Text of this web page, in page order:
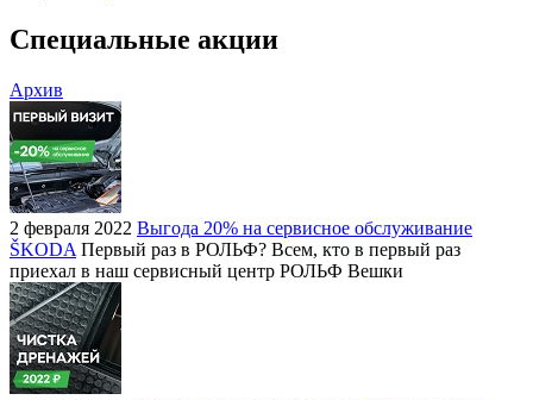
Специальные акции
Архив
2 февраля 2022 Выгода 20% на сервисное обслуживание
ŠKODA Первый раз в РОЛЬФ? Всем, кто в первый раз
приехал в наш сервисный центр РОЛЬФ Вешки